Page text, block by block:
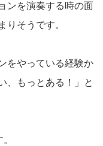
ンを演奏する時の面
りそうです。
をやっている経験か
、もっとある！」と